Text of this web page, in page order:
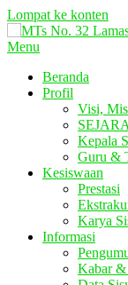
Lompat ke konten
Menu
Beranda
Profil
Visi,
Kepala
Guru &
Kesiswaan
Prestasi
Karya
Informasi
Kabar &